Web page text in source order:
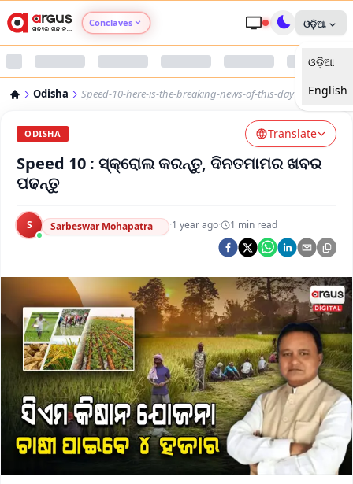
Conclaves
Argus Swaad Odisha
ଓଡ଼ିଆ
ଓଡ଼ିଆ
English
Odisha Speed-10-here-is-the-breaking-news-of-this-day
ODISHA Translate
Speed 10 : ସ୍କ୍ରୋଲ କରନ୍ତୁ, ଦିନତମାମର ଖବର
ପଢନ୍ତୁ
S Sarbeswar Mohapatra ·1 year ago· 1 min read